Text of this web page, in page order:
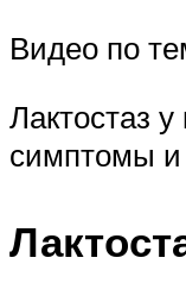
Видео по
Лактостаз
симптомы и